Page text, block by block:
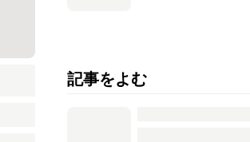
記事をよむ